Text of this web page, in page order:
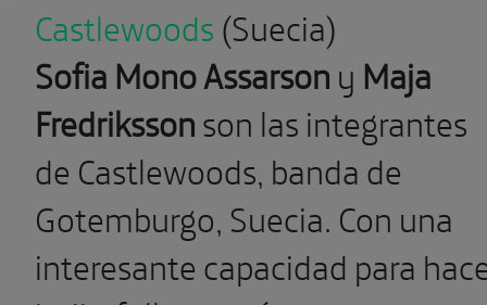
Castlewoods(Suecia)
Sofia Mono Assarsony Maja
Fredrikssonson las integrantes
de Castlewoods, banda de
Gotemburgo, Suecia. Con una
interesante capacidad para